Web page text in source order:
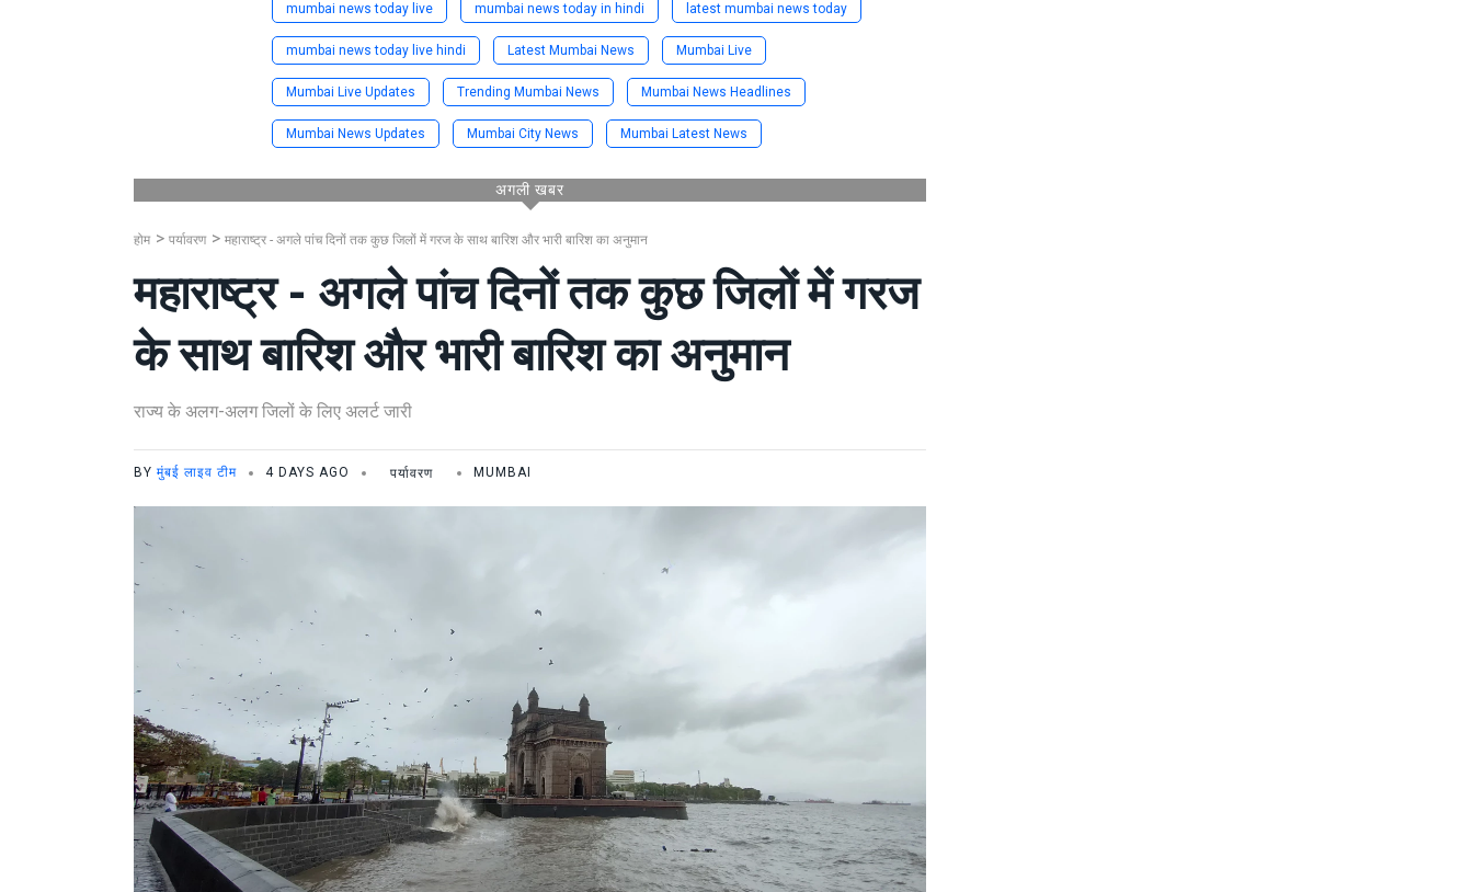
mumbai news today live mumbai news today in hindi latest mumbai news today
mumbai news today live hindi Latest Mumbai News Mumbai Live
Mumbai Live Updates Trending Mumbai News Mumbai News Headlines
Mumbai News Updates Mumbai City News Mumbai Latest News
अगली खबर
होम पर्यावरण महाराष्ट्र - अगले पांच दिनों तक कुछ जिलों में गरज के साथ बारिश और भारी बारिश का अनुमान
महाराष्ट्र - अगले पांच दिनों तक कुछ जिलों में गरज
के साथ बारिश और भारी बारिश का अनुमान
राज्य के अलग-अलग जिलों के लिए अलर्ट जारी
BY मुंबई लाइव टीम 4 DAYS AGO पर्यावरण MUMBAI